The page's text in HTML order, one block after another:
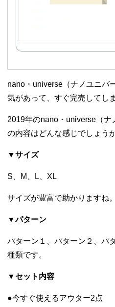
nano・universe（ナノユニバ
気があって、すぐ完売してし
2019年のnano・universe（ナ
の内容はどんな感じでしょう
▼サイズ
S、M、L、XL
サイズが豊富で助かりますね。
▼パターン
パターン１、パターン２、パ
種類です。
▼セット内容
●今すぐ使えるアウター2点